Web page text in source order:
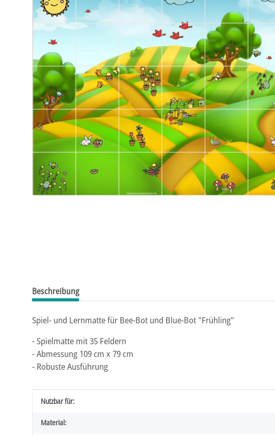
Beschreibung
Spiel- und Lernmatte für Bee-Bot und Blue-Bot "Frühling"
- Spielmatte mit 35 Feldern
- Abmessung 109 cm x 79 cm
- Robuste Ausführung
Produkteigenschaft
Wert
Nutzbar für:
Material: